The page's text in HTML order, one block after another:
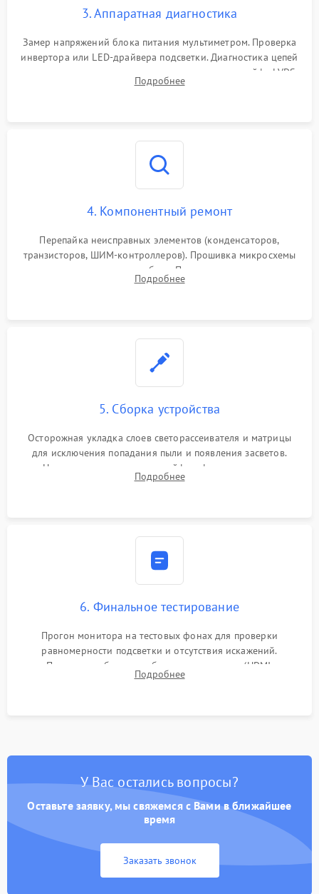
Поломка системы защиты
3. Аппаратная диагностика
Замер напряжений блока питания мультиметром. Проверка
инвертора или LED-драйвера подсветки. Диагностика цепей
питания скалера и тестирование сигналов на шлейфе LVDS
Подробнее
4. Компонентный ремонт
Перепайка неисправных элементов (конденсаторов,
транзисторов, ШИМ-контроллеров). Прошивка микросхемы
памяти при программных сбоях. При поломке подсветки —
разборка матрицы и замена выгоревших светодиодов.
Подробнее
5. Сборка устройства
Осторожная укладка слоев светорассеивателя и матрицы
для исключения попадания пыли и появления засветов.
Надежное подключение шлейфов, фиксация плат и
аккуратное защелкивание пластикового корпуса монитора.
Подробнее
6. Финальное тестирование
Прогон монитора на тестовых фонах для проверки
равномерности подсветки и отсутствия искажений.
Проверка работоспособности всех портов (HDMI,
DisplayPort, VGA) и кнопок управления под нагрузкой в
Подробнее
У Вас остались вопросы?
Оставьте заявку, мы свяжемся с Вами в ближайшее
время
Заказать звонок